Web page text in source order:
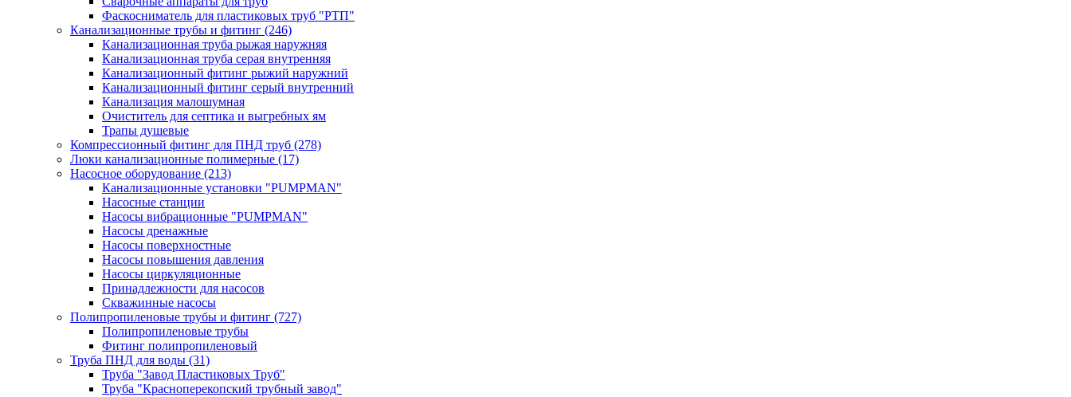
Фаскосниматель для пластиковых труб "РТП"
Канализационные трубы и фитинг (246)
Канализационная труба рыжая наружняя
Канализационная труба серая внутренняя
Канализационный фитинг рыжий наружний
Канализационный фитинг серый внутренний
Канализация малошумная
Очиститель для септика и выгребных ям
Трапы душевые
Компрессионный фитинг для ПНД труб (278)
Люки канализационные полимерные (17)
Насосное оборудование (213)
Канализационные установки "PUMPMAN"
Насосные станции
Насосы вибрационные "PUMPMAN"
Насосы дренажные
Насосы поверхностные
Насосы повышения давления
Насосы циркуляционные
Принадлежности для насосов
Скважинные насосы
Полипропиленовые трубы и фитинг (727)
Полипропиленовые трубы
Фитинг полипропиленовый
Труба ПНД для воды (31)
Труба "Завод Пластиковых Труб"
Труба "Красноперекопский трубный завод"